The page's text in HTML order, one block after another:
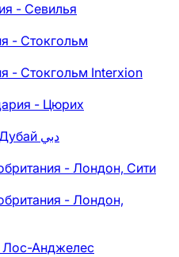
- Севилья
- Стокгольм
- Стокгольм Interxion
- Цюрих
ОАЭ - Дубай دبي
- Лондон, Сити
- Лондон,
Анджелес